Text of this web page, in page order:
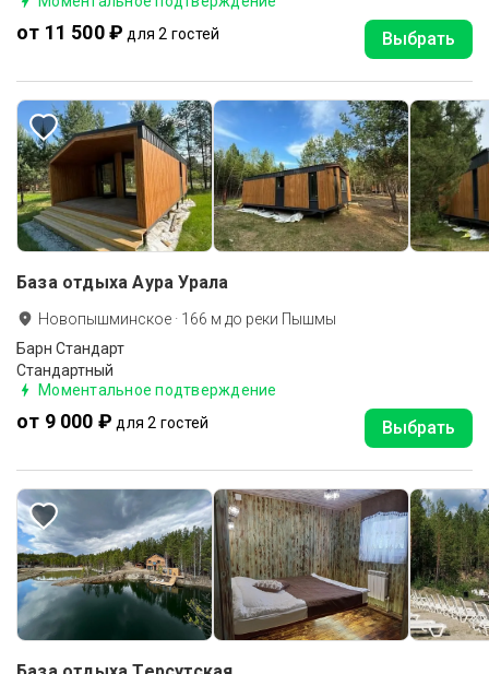
от 11 500 ₽ для 2 гостей Выбрать
База отдыха Аура Урала
Новопышминское · 166 м до реки Пышмы
Барн Стандарт
Стандартный
Моментальное подтверждение
от 9 000 ₽ для 2 гостей Выбрать